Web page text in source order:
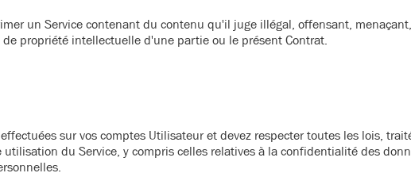
un Service contenant du contenu qu'il juge illégal, offensant,
propriété intellectuelle d'une partie ou le présent Contrat.
sur vos comptes Utilisateur et devez respecter toutes les lois,
du Service, y compris celles relatives à la confidentialité des